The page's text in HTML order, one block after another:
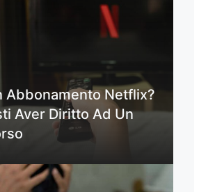
Abbonamento Netflix?
Aver Diritto Ad Un